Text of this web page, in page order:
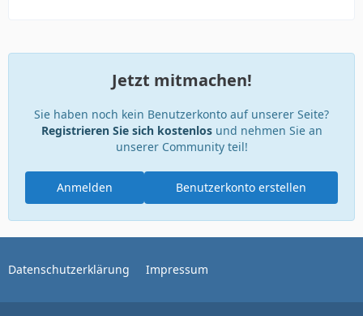
Jetzt mitmachen!
Sie haben noch kein Benutzerkonto auf unserer Seite?
Registrieren Sie sich kostenlosund nehmen Sie an
unserer Community teil!
Benutzerkonto erstellen
Anmelden
Datenschutzerklärung Impressum